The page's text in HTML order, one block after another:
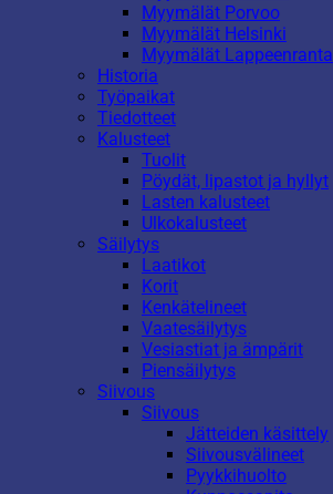
Myymälät Porvoo
Myymälät Helsinki
Myymälät Lappeenranta
Historia
Työpaikat
Tiedotteet
Kalusteet
Tuolit
Pöydät, lipastot ja hyllyt
Lasten kalusteet
Ulkokalusteet
Säilytys
Laatikot
Korit
Kenkätelineet
Vaatesäilytys
Vesiastiat ja ämpärit
Piensäilytys
Siivous
Siivous
Jätteiden käsittely
Siivousvälineet
Pyykkihuolto